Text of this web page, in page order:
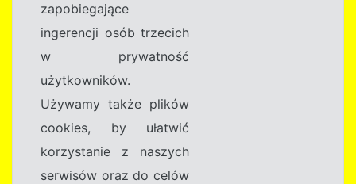
zapobiegające
ingerencji osób trzecich
w prywatność
użytkowników.
Używamy także plików
cookies, by ułatwić
korzystanie z naszych
serwisów oraz do celów